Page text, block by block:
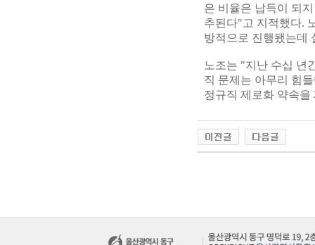
은 비율은 납득이 되
추된다"고 지적했다.
방적으로 진행됐는데
노조는 "지난 수십 년
직 문제는 아무리 힘
정규직 제로화 약속